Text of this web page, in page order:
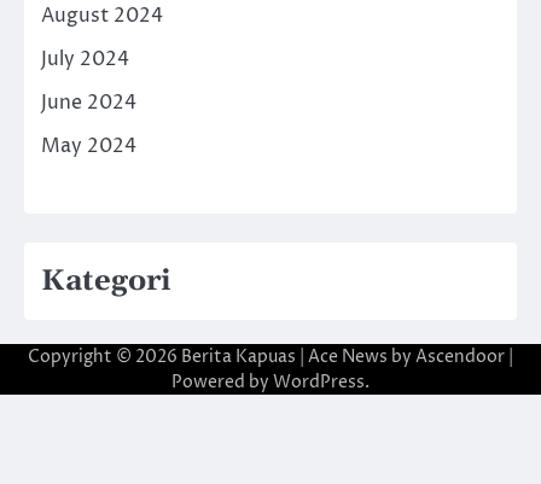
August 2024
July 2024
June 2024
May 2024
Kategori
Copyright © 2026 Berita Kapuas | Ace News by Ascendoor
Powered by WordPress.